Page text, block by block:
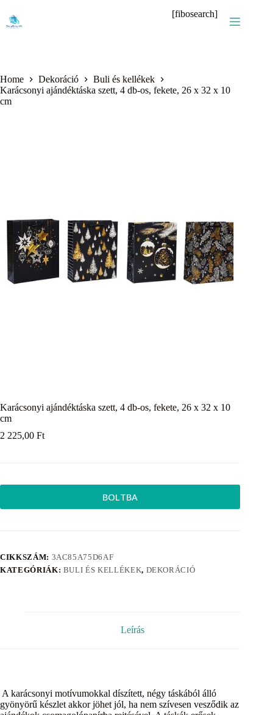
content
[fibosearch]
Home Dekoráció
Buli és kellékek
Karácsonyi ajándéktáska szett, 4 db-os, fekete, 26 x 32 x 10
cm
Karácsonyi ajándéktáska szett, 4 db-os, fekete, 26 x 32 x 10
cm
2 225,00 Ft
BOLTBA
CIKKSZÁM: 3AC85A75D6AF
KATEGÓRIÁK: BULI ÉS KELLÉKEK, DEKORÁCIÓ
Leírás
A karácsonyi motívumokkal díszített, négy táskából álló
gyönyörű készlet akkor jöhet jól, ha nem szívesen vesződik az